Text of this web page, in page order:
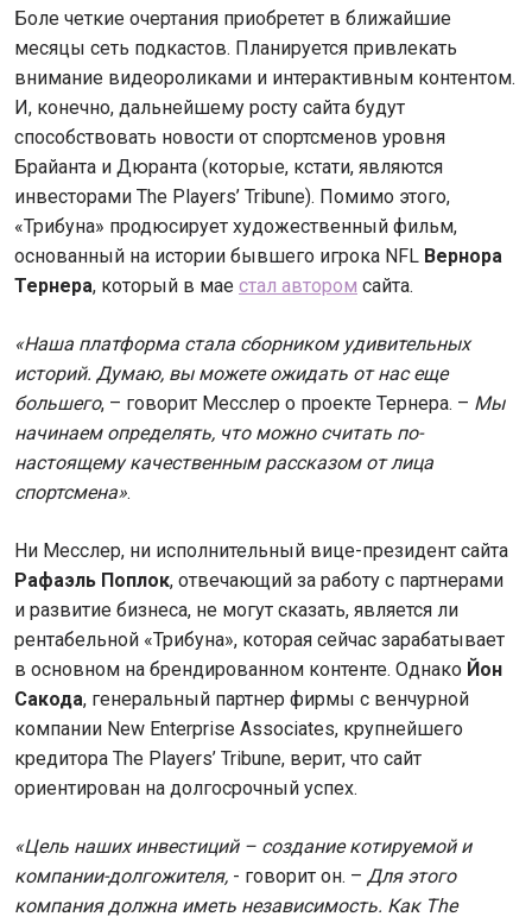
Боле четкие очертания приобретет в ближайшие
месяцы сеть подкастов. Планируется привлекать
внимание видеороликами и интерактивным контентом.
И, конечно, дальнейшему росту сайта будут
способствовать новости от спортсменов уровня
Брайанта и Дюранта (которые, кстати, являются
инвесторами The Players’ Tribune). Помимо этого,
«Трибуна» продюсирует художественный фильм,
основанный на истории бывшего игрока NFL Вернора
Тернера, который в мае стал автором сайта.
«Наша платформа стала сборником удивительных
историй. Думаю, вы можете ожидать от нас еще
большего, – говорит Месслер о проекте Тернера. – Мы
начинаем определять, что можно считать по-
настоящему качественным рассказом от лица
спортсмена».
Ни Месслер, ни исполнительный вице-президент сайта
Рафаэль Поплок, отвечающий за работу с партнерами
и развитие бизнеса, не могут сказать, является ли
рентабельной «Трибуна», которая сейчас зарабатывает
в основном на брендированном контенте. Однако Йон
Сакода, генеральный партнер фирмы с венчурной
компании New Enterprise Associates, крупнейшего
кредитора The Players’ Tribune, верит, что сайт
ориентирован на долгосрочный успех.
«Цель наших инвестиций – создание котируемой и
компании-долгожителя, - говорит он. – Для этого
компания должна иметь независимость. Как The